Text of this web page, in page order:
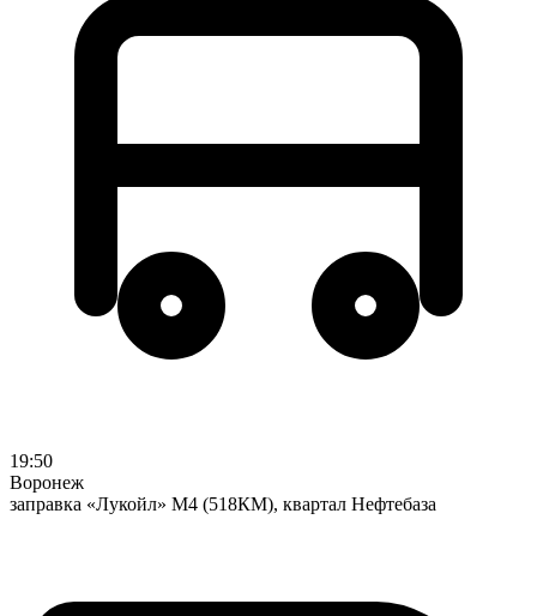
19:50
Воронеж
заправка «Лукойл» М4 (518КМ), квартал Нефтебаза